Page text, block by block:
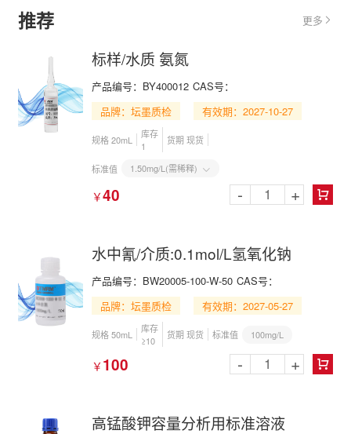
推荐 更多 
标样/水质 氨氮
产品编号：BY400012 CAS号：
品牌：坛墨质检
有效期：2027-10-27
规格 20mL
库存
1
货期 现货
标准值 1.50mg/L(需稀释) 
￥40 
- +
水中氰/介质:0.1mol/L氢氧化钠
产品编号：BW20005-100-W-50 CAS号：
品牌：坛墨质检
有效期：2027-05-27
规格 50mL
库存
≥10
货期 现货 标准值 100mg/L
￥ 100 
- +
高锰酸钾容量分析用标准溶液